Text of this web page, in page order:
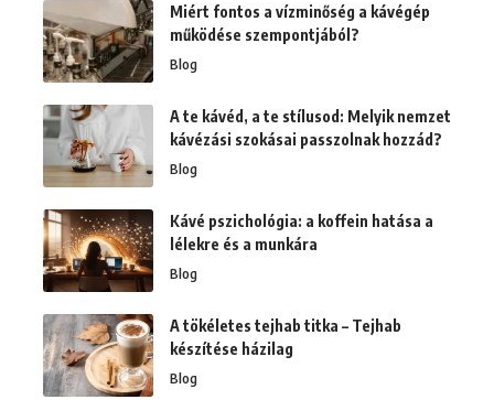
Miért fontos a vízminőség a kávégép
működése szempontjából?
Blog
A te kávéd, a te stílusod: Melyik nemzet
kávézási szokásai passzolnak hozzád?
Blog
Kávé pszichológia: a koffein hatása a
lélekre és a munkára
Blog
A tökéletes tejhab titka – Tejhab
készítése házilag
Blog